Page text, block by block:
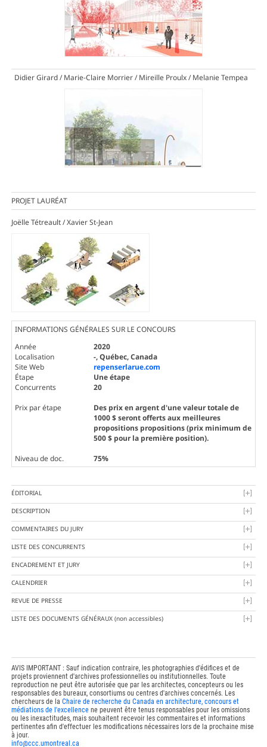
Didier Girard / Marie-Claire Morrier / Mireille Proulx / Melanie Tempea
PROJET LAURÉAT
Joëlle Tétreault / Xavier St-Jean
INFORMATIONS GÉNÉRALES SUR LE CONCOURS
Année
2020
Localisation
-, Québec, Canada
Site Web
repenserlarue.com
Étape
Une étape
Concurrents
20
Prix par étape
Des prix en argent d'une valeur totale de
1000 $ seront offerts aux meilleures
propositions propositions (prix minimum de
500 $ pour la première position).
Niveau de doc.
75%
ÉDITORIAL
DESCRIPTION
COMMENTAIRES DU JURY
LISTE DES CONCURRENTS
ENCADREMENT ET JURY
CALENDRIER
REVUE DE PRESSE
LISTE DES DOCUMENTS GÉNÉRAUX (non accessibles)
AVIS IMPORTANT : Sauf indication contraire, les photographies d'édifices et de
projets proviennent d'archives professionnelles ou institutionnelles. Toute
reproduction ne peut être autorisée que par les architectes, concepteurs ou les
responsables des bureaux, consortiums ou centres d'archives concernés. Les
chercheurs de la Chaire de recherche du Canada en architecture, concours et
médiations de l'excellencene peuvent être tenus responsables pour les omissions
ou les inexactitudes, mais souhaitent recevoir les commentaires et informations
pertinentes afin d'effectuer les modifications nécessaires lors de la prochaine mise
à jour.
info@ccc.umontreal.ca